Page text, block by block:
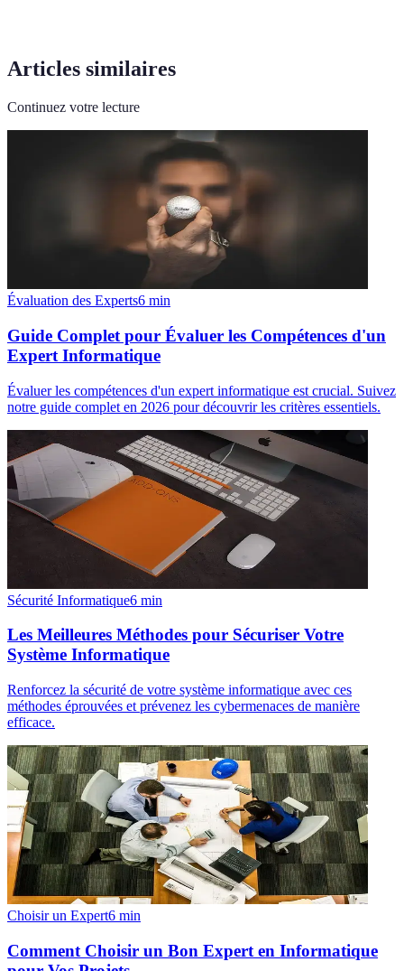
Articles similaires
Continuez votre lecture
Évaluation des Experts6 min
Guide Complet pour Évaluer les Compétences d'un
Expert Informatique
Évaluer les compétences d'un expert informatique est crucial. Suivez
notre guide complet en 2026 pour découvrir les critères essentiels.
Sécurité Informatique6 min
Les Meilleures Méthodes pour Sécuriser Votre
Système Informatique
Renforcez la sécurité de votre système informatique avec ces
méthodes éprouvées et prévenez les cybermenaces de manière
efficace.
Choisir un Expert6 min
Comment Choisir un Bon Expert en Informatique